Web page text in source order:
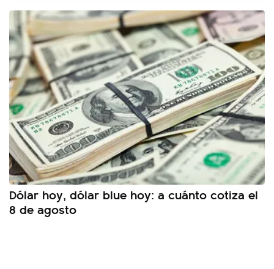
Dólar hoy, dólar blue hoy: a cuánto cotiza el
8 de agosto